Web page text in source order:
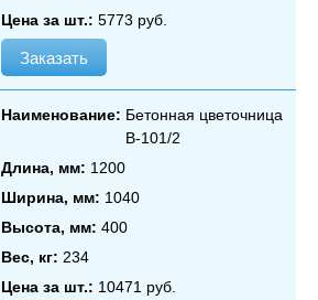
Цена за шт.: 5773 руб.
Заказать
Наименование: Бетонная цветочница
В‑101/2
Длина, мм: 1200
Ширина, мм: 1040
Высота, мм: 400
Вес, кг: 234
Цена за шт.: 10471 руб.